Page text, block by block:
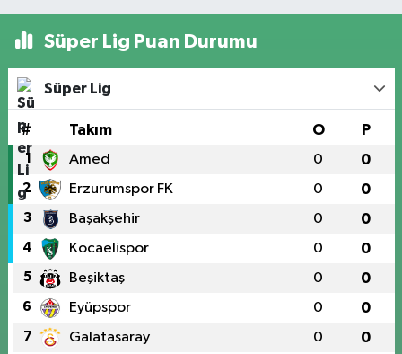
Süper Lig Puan Durumu
Süper Lig
# Takım O P
1 Amed 0 0
2 Erzurumspor FK 0 0
3 Başakşehir 0 0
4 Kocaelispor 0 0
5 Beşiktaş 0 0
6 Eyüpspor 0 0
7 Galatasaray 0 0